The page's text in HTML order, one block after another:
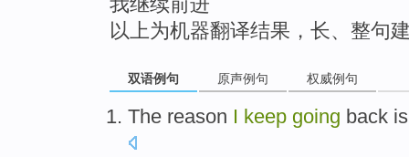
以上为机器翻译结果，长、整句
双语例句 原声例句 权威例句
The reason I keep going back is